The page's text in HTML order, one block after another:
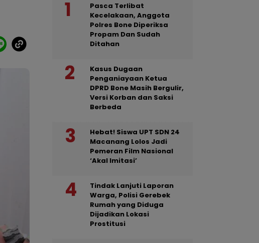
Pasca Terlibat
Kecelakaan, Anggota
Polres Bone Diperiksa
Propam Dan Sudah
Ditahan
Kasus Dugaan
Penganiayaan Ketua
DPRD Bone Masih Bergulir,
Versi Korban dan Saksi
Berbeda
Hebat! Siswa UPT SDN 24
Macanang Lolos Jadi
Pemeran Film Nasional
‘Akal Imitasi’
Tindak Lanjuti Laporan
Warga, Polisi Gerebek
Rumah yang Diduga
Dijadikan Lokasi
Prostitusi